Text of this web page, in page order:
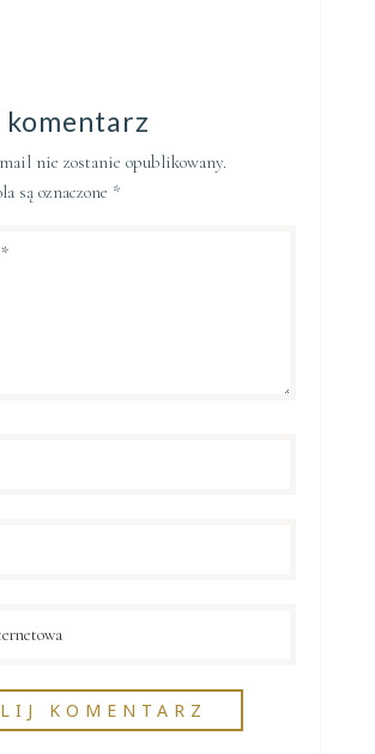
komentarz
nie zostanie opublikowany.
są oznaczone *